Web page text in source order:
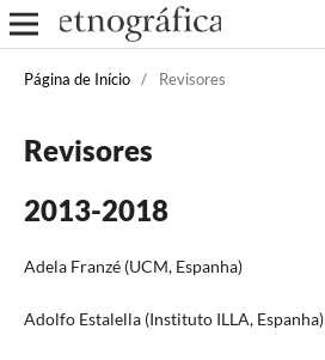
Página de Início / Revisores
Revisores
2013-2018
Adela Franzé (UCM, Espanha)
Adolfo Estalella (Instituto ILLA, Espanha)